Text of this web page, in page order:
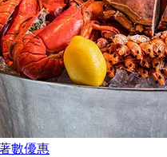
數優惠